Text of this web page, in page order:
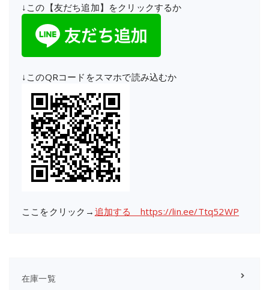
↓この【友だち追加】をクリックするか
↓このQRコードをスマホで読み込むか
ここをクリック→ 追加する https://lin.ee/Ttq52WP
在庫一覧